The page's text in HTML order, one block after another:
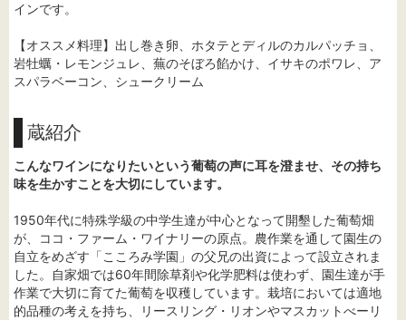
インです。
【オススメ料理】出し巻き卵、ホタテとディルのカルパッチョ、
岩牡蠣・レモンジュレ、蕪のそぼろ餡かけ、イサキのポワレ、ア
スパラベーコン、シュークリーム
蔵紹介
こんなワインになりたいという葡萄の声に耳を澄ませ、その持ち
味を生かすことを大切にしています。
1950年代に特殊学級の中学生達が中心となって開墾した葡萄畑
が、ココ・ファーム・ワイナリーの原点。農作業を通して園生の
自立をめざす「こころみ学園」の父兄の出資によって設立されま
した。自家畑では60年間除草剤や化学肥料は使わず、園生達が手
作業で大切に育てた葡萄を収穫しています。栽培においては適地
的品種の考えを持ち、リースリング・リオンやマスカットべーリ